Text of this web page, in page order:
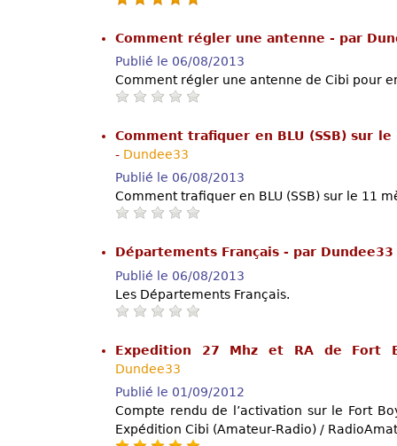
Comment régler une antenne - par
Publié le 06/08/2013
Comment régler une antenne de Cibi pour
Comment trafiquer en BLU (SSB) sur
- Dundee33
Publié le 06/08/2013
Comment trafiquer en BLU (SSB) sur le 11
Départements Français - par Dundee33
Publié le 06/08/2013
Les Départements Français.
Expedition 27 Mhz et RA de Fort
Dundee33
Publié le 01/09/2012
Compte rendu de l’activation sur le Fort
Expédition Cibi (Amateur-Radio) /